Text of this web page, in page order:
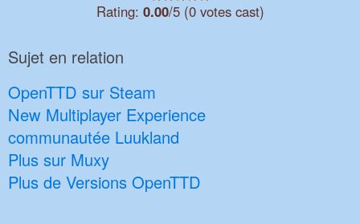
Rating: 0.00/5 (0 votes cast)
Sujet en relation
OpenTTD sur Steam
New Multiplayer Experience
communautée Luukland
Plus sur Muxy
Plus de Versions OpenTTD